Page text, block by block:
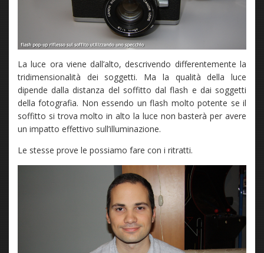
La luce ora viene dall’alto, descrivendo differentemente la
tridimensionalità dei soggetti. Ma la qualità della luce
dipende dalla distanza del soffitto dal flash e dai soggetti
della fotografia. Non essendo un flash molto potente se il
soffitto si trova molto in alto la luce non basterà per avere
un impatto effettivo sull’illuminazione.
Le stesse prove le possiamo fare con i ritratti.